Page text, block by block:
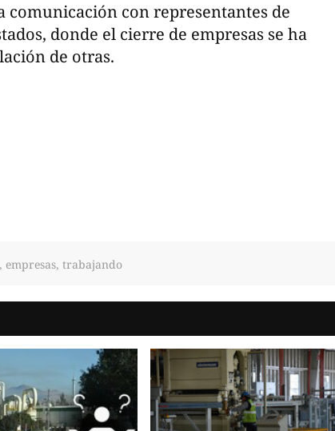
comunicación con representantes de
donde el cierre de empresas se ha
de otras.
empresas, trabajando